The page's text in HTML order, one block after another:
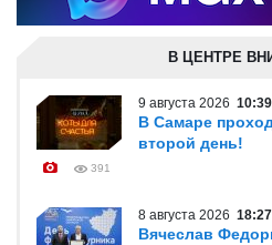
В ЦЕНТРЕ
9 августа 2026 10:39
В Самаре
второй день!
391
8 августа 2026 18:27
Вячеслав